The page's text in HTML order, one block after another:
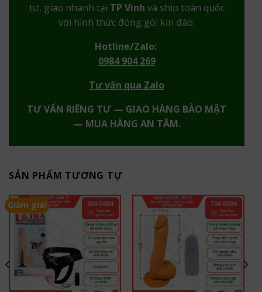
tư, giao nhanh tại TP Vinh và ship toàn quốc
với hình thức đóng gói kín đáo.
Hotline/Zalo:
0984 904 269
Tư vấn qua Zalo
TƯ VẤN RIÊNG TƯ — GIAO HÀNG BẢO MẬT
— MUA HÀNG AN TÂM.
SẢN PHẨM TƯƠNG TỰ
Giảm giá!